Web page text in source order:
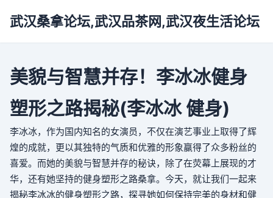
武汉桑拿论坛,武汉品茶网,武汉夜生活论坛
美貌与智慧并存！李冰冰健身
塑形之路揭秘(李冰冰 健身)
李冰冰，作为国内知名的女演员，不仅在演艺事业上取得了辉
煌的成就，更以其独特的气质和优雅的形象赢得了众多粉丝的
喜爱。而她的美貌与智慧并存的秘诀，除了在荧幕上展现的才
华，还有她坚持的健身塑形之路桑拿。今天，就让我们一起来
揭秘李冰冰的健身塑形之路，探寻她如何保持完美的身材和健